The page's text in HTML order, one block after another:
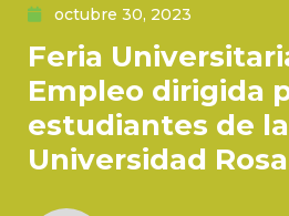
octubre 30, 2023
Feria
Empleo dirigida
estudiantes de la
Universidad